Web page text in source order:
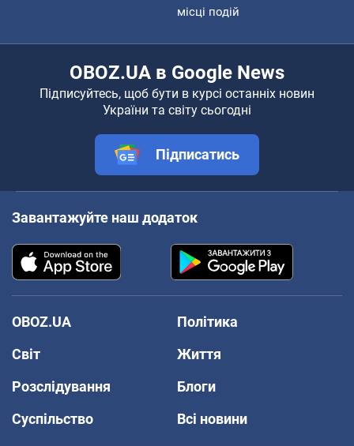
місці подій
OBOZ.UA в Google News
Підписуйтесь, щоб бути в курсі останніх новин
України та світу сьогодні
Підписатись
Завантажуйте наш додаток
OBOZ.UA
Політика
Світ
Життя
Розслідування
Блоги
Суспільство
Всі новини